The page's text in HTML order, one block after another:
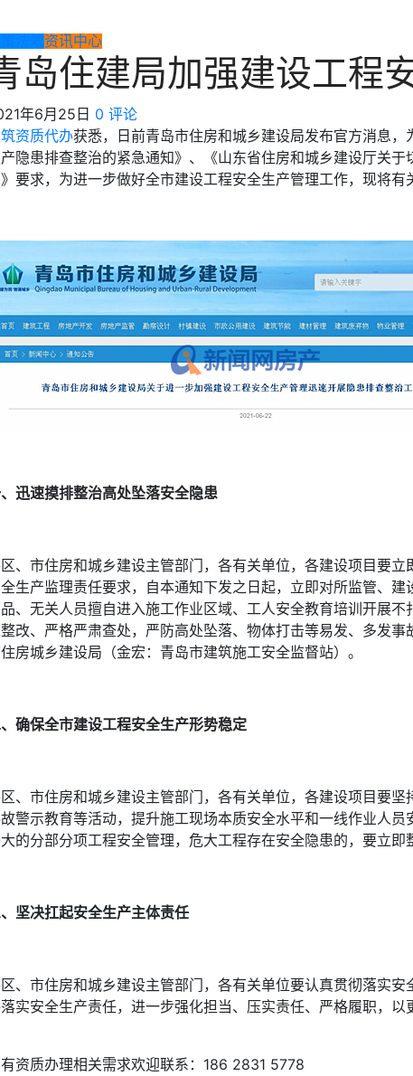
资讯中心
岛住建局加强建设工程
年6月25日 0 评论
资质代办获悉，日前青岛市住房和城乡建设局发布官方消息
隐患排查整治的紧急通知》、《山东省住房和城乡建设厅关
要求，为进一步做好全市建设工程安全生产管理工作，现将有
迅速摸排整治高处坠落安全隐患
、市住房和城乡建设主管部门，各有关单位，各建设项目要
生产监理责任要求，自本通知下发之日起，立即对所监管、
、无关人员擅自进入施工作业区域、工人安全教育培训开展
改、严格严肃查处，严防高处坠落、物体打击等易发、多发
房城乡建设局（金宏：青岛市建筑施工安全监督站）。
确保全市建设工程安全生产形势稳定
、市住房和城乡建设主管部门，各有关单位，各建设项目要
警示教育等活动，提升施工现场本质安全水平和一线作业人
的分部分项工程安全管理，危大工程存在安全隐患的，要立
坚决扛起安全生产主体责任
、市住房和城乡建设主管部门，各有关单位要认真贯彻落实
实安全生产责任，进一步强化担当、压实责任、严格履职，
资质办理相关需求欢迎联系：186 2831 5778